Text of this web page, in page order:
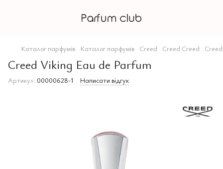
Каталог парфумів Каталог парфумів Creed Creed Creed
Creed Viking Eau de Parfum
Артикул: 00000628-1 Написати відгук